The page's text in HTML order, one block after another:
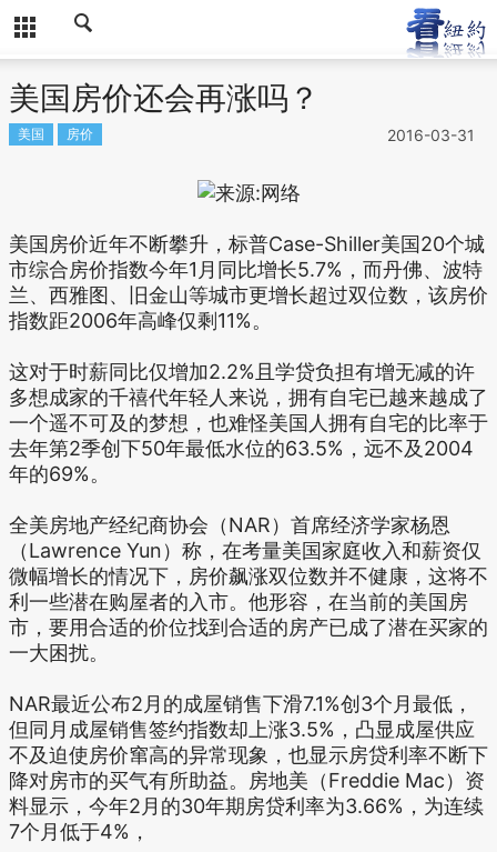
美国房价还会再涨吗？
2016-03-31
美国 房价
美国房价近年不断攀升，标普Case-Shiller美国20个城
市综合房价指数今年1月同比增长5.7%，而丹佛、波特
兰、西雅图、旧金山等城市更增长超过双位数，该房价
指数距2006年高峰仅剩11%。
这对于时薪同比仅增加2.2%且学贷负担有增无减的许
多想成家的千禧代年轻人来说，拥有自宅已越来越成了
一个遥不可及的梦想，也难怪美国人拥有自宅的比率于
去年第2季创下50年最低水位的63.5%，远不及2004
年的69%。
全美房地产经纪商协会（NAR）首席经济学家杨恩
（Lawrence Yun）称，在考量美国家庭收入和薪资仅
微幅增长的情况下，房价飙涨双位数并不健康，这将不
利一些潜在购屋者的入市。他形容，在当前的美国房
市，要用合适的价位找到合适的房产已成了潜在买家的
一大困扰。
NAR最近公布2月的成屋销售下滑7.1%创3个月最低，
但同月成屋销售签约指数却上涨3.5%，凸显成屋供应
不及迫使房价窜高的异常现象，也显示房贷利率不断下
降对房市的买气有所助益。房地美（Freddie Mac）资
料显示，今年2月的30年期房贷利率为3.66%，为连续
7个月低于4%，